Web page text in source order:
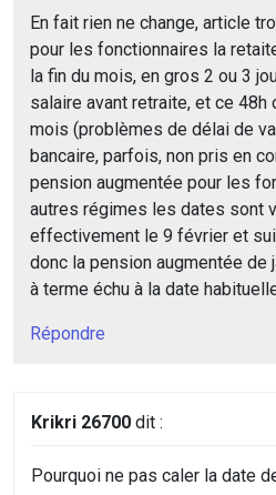
En fait rien ne change, article
pour les fonctionnaires la
la fin du mois, en gros 2 ou 3
salaire avant retraite, et ce 48h
mois (problèmes de délai de
bancaire, parfois, non pris en
pension augmentée pour les
autres régimes les dates sont
effectivement le 9 février et
donc la pension augmentée de
à terme échu à la date
Répondre
Krikri 26700 dit :
Pourquoi ne pas caler la date